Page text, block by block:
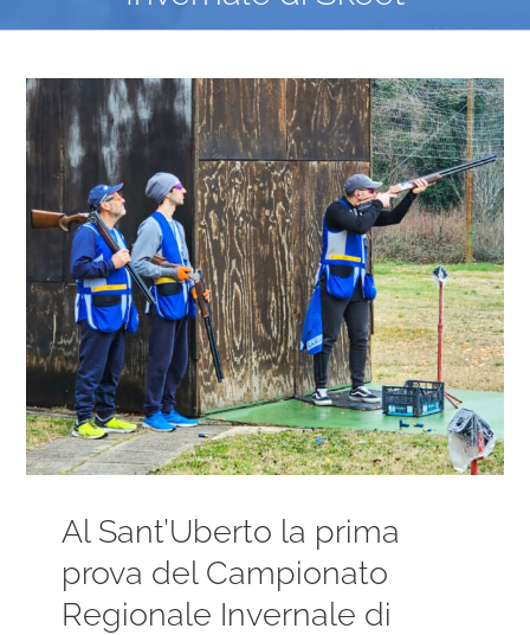
Ingrandisci
immagine
Al Sant’Uberto la prima
prova del Campionato
Regionale Invernale di